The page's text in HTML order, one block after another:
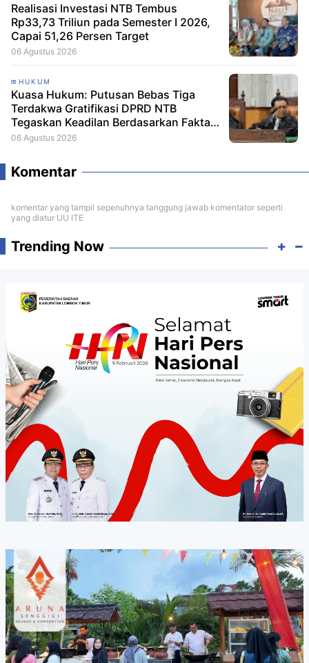
Realisasi Investasi NTB Tembus
Rp33,73 Triliun pada Semester I 2026,
Capai 51,26 Persen Target
06 Agustus 2026
HUKUM
Kuasa Hukum: Putusan Bebas Tiga
Terdakwa Gratifikasi DPRD NTB
Tegaskan Keadilan Berdasarkan Fakta
Persidangan
06 Agustus 2026
Komentar
komentar yang tampil sepenuhnya tanggung jawab komentator seperti
yang diatur UU ITE
Trending Now